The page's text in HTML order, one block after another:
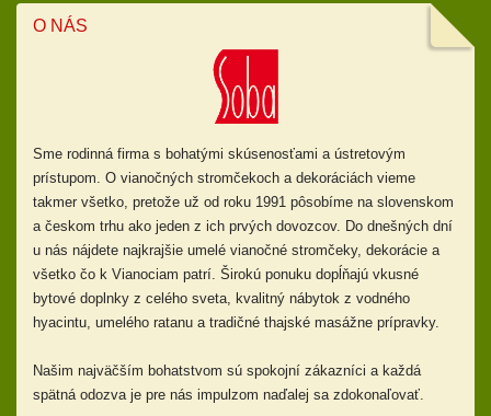
O NÁS
Sme rodinná firma s bohatými skúsenosťami a ústretovým
prístupom. O vianočných stromčekoch a dekoráciách vieme
takmer všetko, pretože už od roku 1991 pôsobíme na slovenskom
a českom trhu ako jeden z ich prvých dovozcov. Do dnešných dní
u nás nájdete najkrajšie umelé vianočné stromčeky, dekorácie a
všetko čo k Vianociam patrí. Širokú ponuku dopĺňajú vkusné
bytové doplnky z celého sveta, kvalitný nábytok z vodného
hyacintu, umelého ratanu a tradičné thajské masážne prípravky.
Našim najväčším bohatstvom sú spokojní zákazníci a každá
spätná odozva je pre nás impulzom naďalej sa zdokonaľovať.